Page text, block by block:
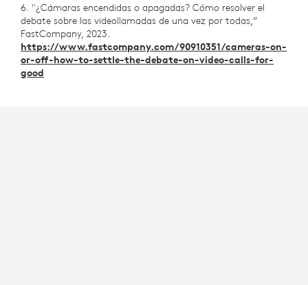
6. "¿Cámaras encendidas o apagadas? Cómo resolver el
debate sobre las videollamadas de una vez por todas,”
FastCompany, 2023.
https://www.fastcompany.com/90910351/cameras-on-
or-off-how-to-settle-the-debate-on-video-calls-for-
good